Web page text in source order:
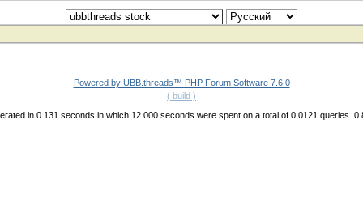
Powered by UBB.threads™ PHP Forum Software 7.6.0
( build )
in 0.131 seconds in which 12.000 seconds were spent on a total of 0.0121 queries.